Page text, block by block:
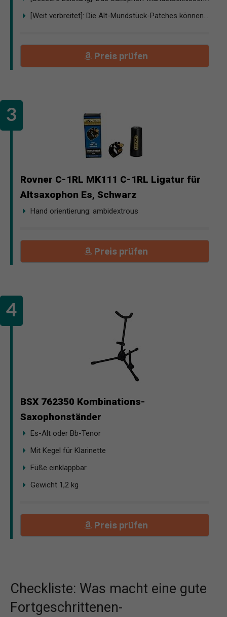
[Weit verbreitet]: Die Alt-Mundstück-Patches können...
Preis prüfen
Rovner C-1RL MK111 C-1RL Ligatur für
Altsaxophon Es, Schwarz
Hand orientierung: ambidextrous
Preis prüfen
BSX 762350 Kombinations-
Saxophonständer
Es-Alt oder Bb-Tenor
Mit Kegel für Klarinette
Füße einklappbar
Gewicht 1,2 kg
Preis prüfen
Checkliste: Was macht eine gute
Fortgeschrittenen-